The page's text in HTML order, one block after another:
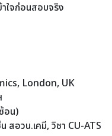
ใจก่อนสอบจริง
London, UK
อน)
สอวน.เคมี, วิชา CU-ATS